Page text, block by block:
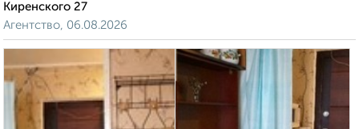
Киренского 27
Агентство, 06.08.2026